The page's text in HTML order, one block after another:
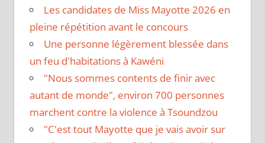
Les candidates de Miss Mayotte 2026 en
pleine répétition avant le concours
Une personne légèrement blessée dans
un feu d'habitations à Kawéni
"Nous sommes contents de finir avec
autant de monde", environ 700 personnes
marchent contre la violence à Tsoundzou
"C'est tout Mayotte que je vais avoir sur